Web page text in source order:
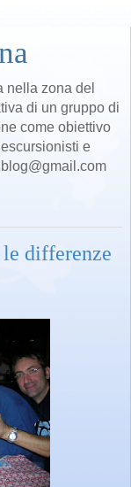
nella zona del
di un gruppo di
come obiettivo
e
differenze